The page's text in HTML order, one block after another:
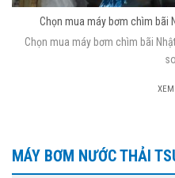
MÁY BƠM NƯỚC THẢI
Chọn mua máy bơm chìm bãi
Chọn mua máy bơm chìm bãi